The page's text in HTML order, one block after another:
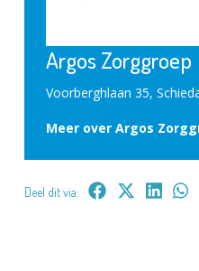
Argos Zorggroep
Voorberghlaan 35,
Meer over Argos
Deel dit via: